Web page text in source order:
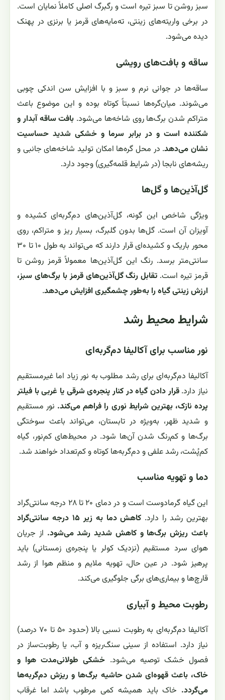
سبز روشن تا سبز تیره است و رگبرگ اصلی کاملاً نمایان است.
در برخی واریته‌های زینتی، ته‌مایه‌های قرمز یا برنزی در پهنک
دیده می‌شود.
ساقه و بافت‌های رویشی
ساقه‌ها در جوانی نرم و سبز و با افزایش سن اندکی چوبی
می‌شوند. میان‌گره‌ها نسبتاً کوتاه بوده و این موضوع باعث
متراکم شدن برگ‌ها روی شاخه‌ها می‌شود. بافت ساقه آبدار و
شکننده است و در برابر سرما و خشکی شدید حساسیت
نشان می‌دهد. در محل گره‌ها امکان تولید شاخه‌های جانبی و
ریشه‌های نابجا (در شرایط قلمه‌گیری) وجود دارد.
گل‌آذین‌ها و گل‌ها
ویژگی شاخص این گونه، گل‌آذین‌های دم‌گربه‌ای کشیده و
آویزان آن است. گل‌ها بدون گلبرگ، بسیار ریز و متراکم، روی
محور باریک و کشیده‌ای قرار دارند که می‌تواند به طول ۱۰ تا ۳۰
سانتی‌متر برسد. رنگ این گل‌آذین‌ها معمولاً قرمز روشن تا
قرمز تیره است. تقابل رنگ گل‌آذین‌های قرمز با برگ‌های سبز،
ارزش زینتی گیاه را به‌طور چشمگیری افزایش می‌دهد.
شرایط محیط رشد
نور مناسب برای آکالیفا دم‌گربه‌ای
آکالیفا دم‌گربه‌ای برای رشد مطلوب به نور زیاد اما غیرمستقیم
نیاز دارد.قرار دادن گیاه در کنار پنجره‌ی شرقی یا غربی با فیلتر
پرده نازک، بهترین شرایط نوری را فراهم می‌کند. نور مستقیم
و شدید ظهر، به‌ویژه در تابستان، می‌تواند باعث سوختگی
برگ‌ها و کم‌رنگ شدن آن‌ها شود. در محیط‌های کم‌نور، گیاه
کم‌پُشت، رشد علفی و دم‌گربه‌ها کوتاه و کم‌تعداد خواهند شد.
دما و تهویه مناسب
این گیاه گرمادوست است و در دمای ۲۰ تا ۲۸ درجه سانتی‌گراد
بهترین رشد را دارد.
کاهش دما به زیر ۱۵ درجه سانتی‌گراد
باعث ریزش برگ‌ها و کاهش شدید رشد می‌شود. از جریان
هوای سرد مستقیم (نزدیک کولر یا پنجره‌ی زمستانی) باید
پرهیز شود. در عین حال، تهویه ملایم و منظم هوا از رشد
قارچ‌ها و بیماری‌های برگی جلوگیری می‌کند.
رطوبت محیط و آبیاری
آکالیفا دم‌گربه‌ای به رطوبت نسبی بالا (حدود ۵۰ تا ۷۰ درصد)
نیاز دارد. استفاده از سینی سنگ‌ریزه و آب، یا رطوبت‌ساز در
فصول خشک توصیه می‌شود. خشکی طولانی‌مدت هوا و
خاک، باعث قهوه‌ای شدن حاشیه برگ‌ها و ریزش دم‌گربه‌ها
می‌گردد. خاک باید همیشه کمی مرطوب باشد اما غرقاب